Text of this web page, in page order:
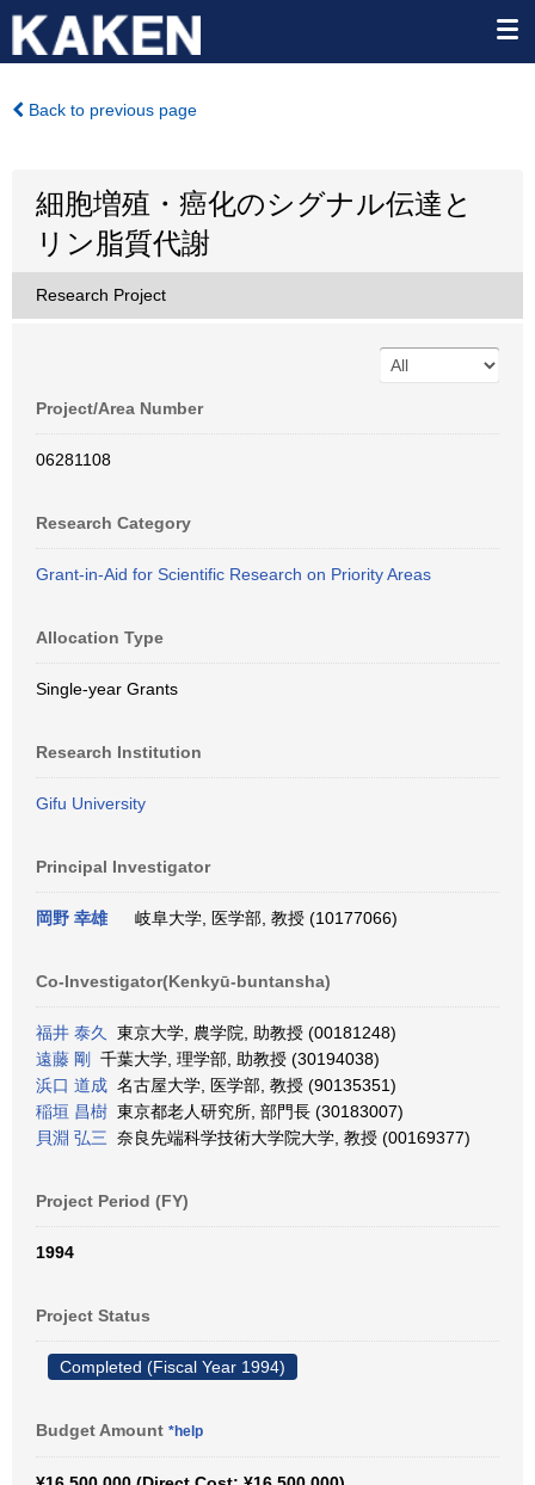
Back to previous page
細胞増殖・癌化のシグナル伝達と
リン脂質代謝
Research Project
Project/Area Number
06281108
Research Category
Grant-in-Aid for Scientific Research on Priority Areas
Allocation Type
Single-year Grants
Research Institution
Gifu University
Principal Investigator
岡野 幸雄 岐阜大学, 医学部, 教授 (10177066)
Co-Investigator(Kenkyū-buntansha)
福井 泰久
東京大学, 農学院, 助教授 (00181248)
遠藤 剛
千葉大学, 理学部, 助教授 (30194038)
浜口 道成 名古屋大学, 医学部, 教授 (90135351)
稲垣 昌樹 東京都老人研究所, 部門長 (30183007)
貝淵 弘三 奈良先端科学技術大学院大学, 教授 (00169377)
Project Period (FY)
1994
Project Status
Completed (Fiscal Year 1994)
Budget Amount *help